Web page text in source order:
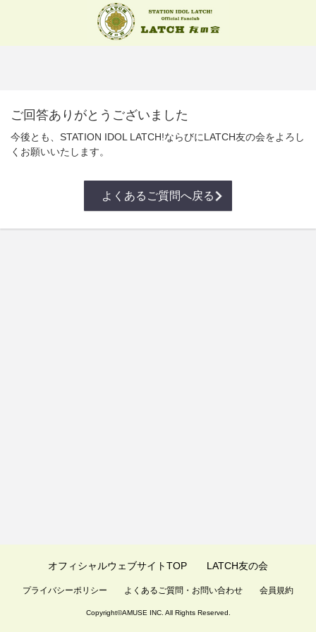
ご回答ありがとうございました
今後とも、STATION IDOL LATCH!ならびにLATCH友の会をよろし
くお願いいたします。
よくあるご質問へ戻る
オフィシャルウェブサイトTOP LATCH友の会
プライバシーポリシー よくあるご質問・お問い合わせ 会員規約
Copyright©AMUSE INC. All Rights Reserved.